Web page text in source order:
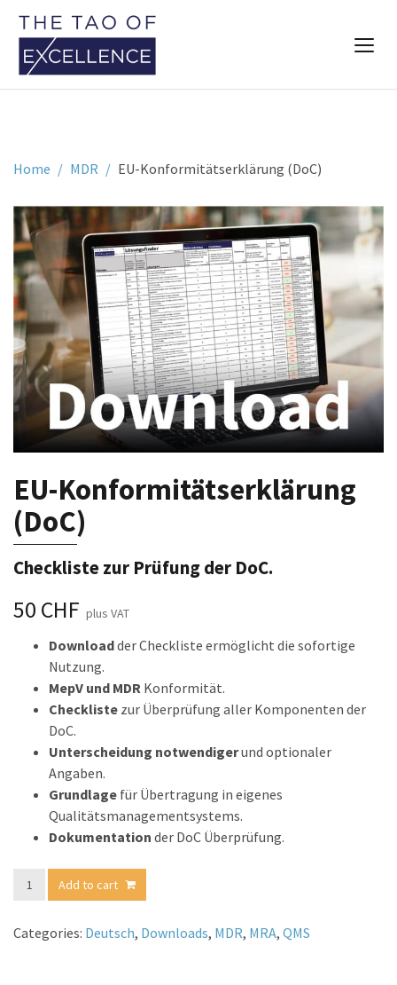
Home MDR EU-Konformitätserklärung (DoC)
EU-Konformitätserklärung
(DoC)
Checkliste zur Prüfung der DoC.
50 CHF plus VAT
Downloadder Checkliste ermöglicht die sofortige
Nutzung.
MepV und MDR Konformität.
Checkliste zur Überprüfung aller Komponenten der
DoC.
Unterscheidung notwendigerund optionaler
Angaben.
Grundlage für Übertragung in eigenes
Qualitätsmanagementsystems.
Dokumentation der DoC Überprüfung.
Konformitätserklärung
(DoC)Checkliste
der
DoC.
Add to cart
Categories: Deutsch, Downloads, MDR, MRA, QMS